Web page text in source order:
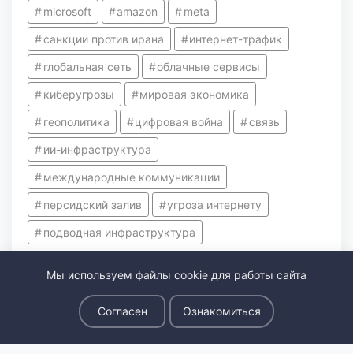
microsoft amazon meta
санкции против ирана интернет-трафик
глобальная сеть облачные сервисы
киберугрозы мировая экономика
геополитика цифровая война связь
ии-инфраструктура
международные коммуникации
персидский залив угроза интернету
подводная инфраструктура
0 news911 Международные новости
Мы используем файлы cookie для работы сайта
Согласен Ознакомиться